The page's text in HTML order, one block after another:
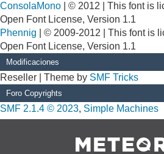
ConsolaMono | © 2012 | This font is
Open Font License, Version 1.1
Phennig | © 2009-2012 | This font is
Open Font License, Version 1.1
Modificaciones
Reseller | Theme by SMF Tricks
Foro Copyrights
SMF 2.1.4 © 2023, Simple Machines